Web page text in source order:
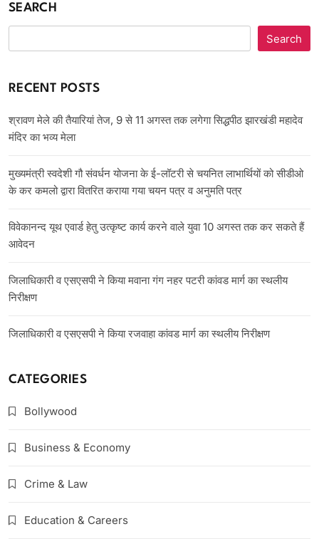
SEARCH
Search
RECENT POSTS
श्रावण मेले की तैयारियां तेज, 9 से 11 अगस्त तक लगेगा सिद्धपीठ झारखंडी महादेव
मंदिर का भव्य मेला
मुख्यमंत्री स्वदेशी गौ संवर्धन योजना के ई-लॉटरी से चयनित लाभार्थियों को सीडीओ
के कर कमलो द्वारा वितरित कराया गया चयन पत्र व अनुमति पत्र
विवेकानन्द यूथ एवार्ड हेतु उत्कृष्ट कार्य करने वाले युवा 10 अगस्त तक कर सकते हैं
आवेदन
जिलाधिकारी व एसएसपी ने किया मवाना गंग नहर पटरी कांवड मार्ग का स्थलीय
निरीक्षण
जिलाधिकारी व एसएसपी ने किया रजवाहा कांवड मार्ग का स्थलीय निरीक्षण
CATEGORIES
Bollywood
Business & Economy
Crime & Law
Education & Careers